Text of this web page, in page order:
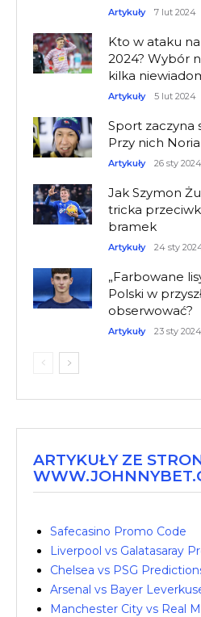
Artykuły 7 lut 2024
Kto w ataku
2024? Wybór
kilka
Artykuły 5 lut 2024
Sport zaczyna
Przy nich
Artykuły 26 sty 2024
Jak Szymon
tricka
bramek
Artykuły 24 sty
„Farbowane
Polski w
obserwować?
Artykuły 23 sty 2024
ARTYKUŁY ZE
Safecasino Promo Code
Liverpool vs Galatasaray
Chelsea vs PSG
Arsenal vs Bayer
Manchester City vs Real